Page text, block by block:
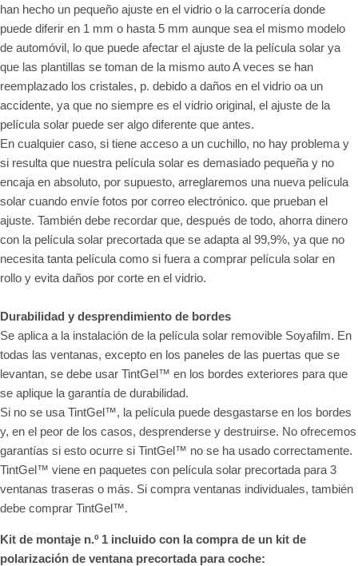
han hecho un pequeño ajuste en el vidrio o la carrocería donde
puede diferir en 1 mm o hasta 5 mm aunque sea el mismo modelo
de automóvil, lo que puede afectar el ajuste de la película solar ya
que las plantillas se toman de la mismo auto A veces se han
reemplazado los cristales, p. debido a daños en el vidrio oa un
accidente, ya que no siempre es el vidrio original, el ajuste de la
película solar puede ser algo diferente que antes.
En cualquier caso, si tiene acceso a un cuchillo, no hay problema y
si resulta que nuestra película solar es demasiado pequeña y no
encaja en absoluto, por supuesto, arreglaremos una nueva película
solar cuando envíe fotos por correo electrónico. que prueban el
ajuste. También debe recordar que, después de todo, ahorra dinero
con la película solar precortada que se adapta al 99,9%, ya que no
necesita tanta película como si fuera a comprar película solar en
rollo y evita daños por corte en el vidrio.
Durabilidad y desprendimiento de bordes
Se aplica a la instalación de la película solar removible Soyafilm. En
todas las ventanas, excepto en los paneles de las puertas que se
levantan, se debe usar TintGel™ en los bordes exteriores para que
se aplique la garantía de durabilidad.
Si no se usa TintGel™, la película puede desgastarse en los bordes
y, en el peor de los casos, desprenderse y destruirse. No ofrecemos
garantías si esto ocurre si TintGel™ no se ha usado correctamente.
TintGel™ viene en paquetes con película solar precortada para 3
ventanas traseras o más. Si compra ventanas individuales, también
debe comprar TintGel™.
Kit de montaje n.º 1 incluido con la compra de un kit de
polarización de ventana precortada para coche: